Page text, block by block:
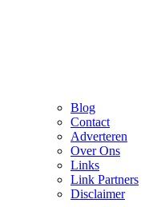
Blog
Contact
Adverteren
Over Ons
Links
Link Partners
Disclaimer